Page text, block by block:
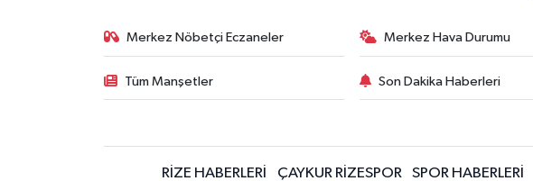
Merkez Nöbetçi Eczaneler Merkez Hava Durumu
Tüm Manşetler Son Dakika Haberleri
RİZE HABERLERİ ÇAYKUR RİZESPOR SPOR HABERLERİ